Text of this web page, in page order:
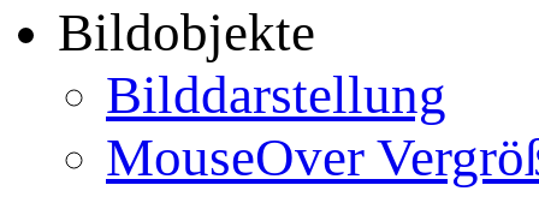
Bildobjekte
Bilddarstellung
MouseOver